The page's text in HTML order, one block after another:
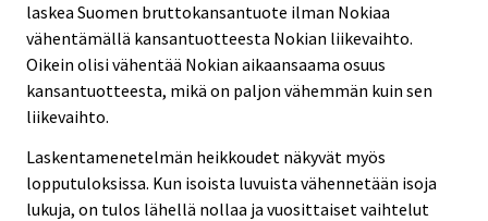
laskea Suomen bruttokansantuote ilman Nokiaa
vähentämällä kansantuotteesta Nokian liikevaihto.
Oikein olisi vähentää Nokian aikaansaama osuus
kansantuotteesta, mikä on paljon vähemmän kuin sen
liikevaihto.
Laskentamenetelmän heikkoudet näkyvät myös
lopputuloksissa. Kun isoista luvuista vähennetään isoja
lukuja, on tulos lähellä nollaa ja vuosittaiset vaihtelut